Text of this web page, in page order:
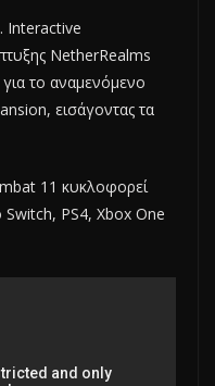
Interactive
NetherRealms
το αναμενόμενο
εισάγοντας τα
11 κυκλοφορεί
PS4, Xbox One